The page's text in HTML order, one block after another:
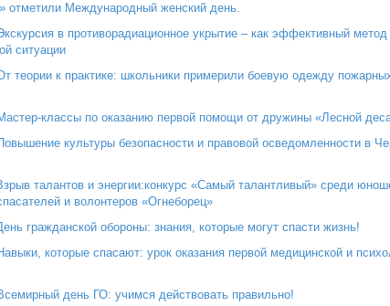
отметили Международный женский день.
в противорадиационное укрытие – как эффективный
ситуации
теории к практике: школьники примерили боевую одежду
по оказанию первой помощи от дружины «Лесной
культуры безопасности и правовой осведомленности в
талантов и энергии:конкурс «Самый талантливый» среди
и волонтеров «Огнеборец»
гражданской обороны: знания, которые могут спасти жизнь!
которые спасают: урок оказания первой медицинской и
день ГО: учимся действовать правильно!